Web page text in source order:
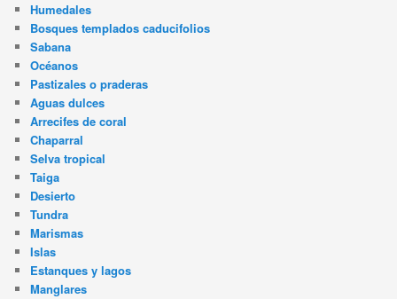
Humedales
Bosques templados caducifolios
Sabana
Océanos
Pastizales o praderas
Aguas dulces
Arrecifes de coral
Chaparral
Selva tropical
Taiga
Desierto
Tundra
Marismas
Islas
Estanques y lagos
Manglares